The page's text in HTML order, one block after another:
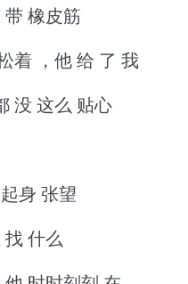
橡皮筋
着 ，他 给 了 我
没 这么 贴心
身 张望
什么